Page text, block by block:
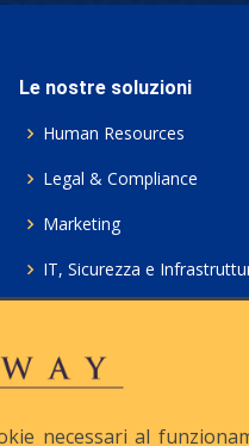
Le nostre soluzioni
Human Resources
Legal & Compliance
Marketing
IT, Sicurezza e
Consulenza ICT e Licenze
necessari al